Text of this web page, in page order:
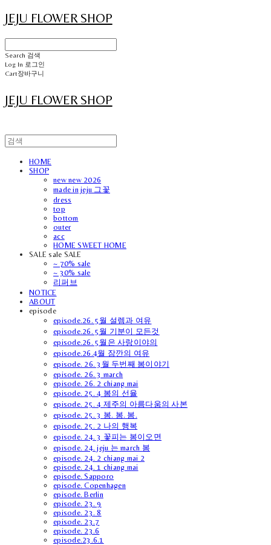
JEJU FLOWER SHOP
Search 검색
Log In 로그인
Cart장바구니
JEJU FLOWER SHOP
HOME
SHOP
new new 2026
made in jeju 그꽃
dress
top
bottom
outer
acc
HOME SWEET HOME
SALE sale SALE
~ 70% sale
~ 30% sale
리퍼브
NOTICE
ABOUT
episode
episode.26. 5월 설렘과 여유
episode.26. 5월 기분이 모든것
episode.26. 5월은 사랑이야의
episode.26.4월 잠깐의 여유
episode. 26. 3월 두번째 봄이야기
episode. 26. 3 march
episode. 26. 2 chiang mai
episode. 25. 4 봄의 선율
episode. 25. 4 제주의 아름다움의 사본
episode. 25. 3 봄. 봄. 봄.
episode. 25. 2 나의 행복
episode. 24. 3 꽃피는 봄이오면
episode. 24. jeju 는 march 봄
episode. 24. 2 chiang mai 2
episode. 24. 1 chiang mai
episode. Sapporo
episode. Copenhagen
episode. Berlin
episode. 23. 9
episode. 23. 8
episode. 23.7
episode. 23.6
episode.23.6.1